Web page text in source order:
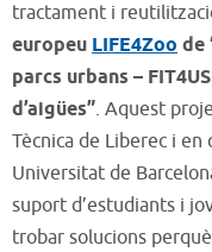
tractament i
europeu LIFE4Zoo de
parcs urbans –
d’aigües”. Aquest
Tècnica de Liberec i
Universitat de
suport d’estudiants i
trobar solucions